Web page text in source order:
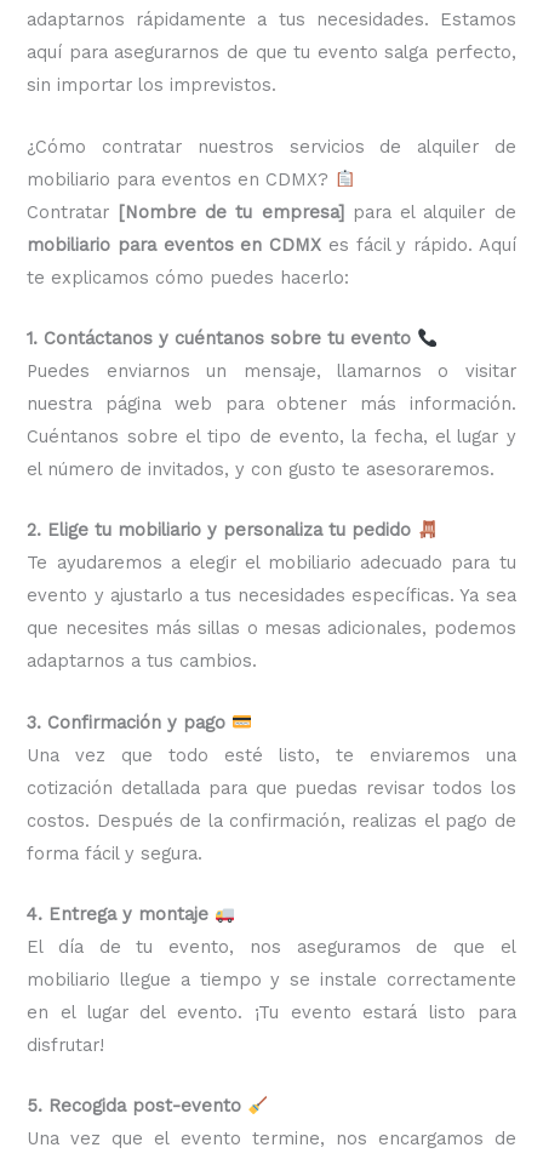
adaptarnos rápidamente a tus necesidades. Estamos
aquí para asegurarnos de que tu evento salga perfecto,
sin importar los imprevistos.
¿Cómo contratar nuestros servicios de alquiler de
mobiliario para eventos en CDMX?
Contratar [Nombre de tu empresa]para el alquiler de
mobiliario para eventos en CDMX es fácil y rápido. Aquí
te explicamos cómo puedes hacerlo:
1. Contáctanos y cuéntanos sobre tu evento
Puedes enviarnos un mensaje, llamarnos o visitar
nuestra página web para obtener más información.
Cuéntanos sobre el tipo de evento, la fecha, el lugar y
el número de invitados, y con gusto te asesoraremos.
2. Elige tu mobiliario y personaliza tu pedido
Te ayudaremos a elegir el mobiliario adecuado para tu
evento y ajustarlo a tus necesidades específicas. Ya sea
que necesites más sillas o mesas adicionales, podemos
adaptarnos a tus cambios.
3. Confirmación y pago
Una vez que todo esté listo, te enviaremos una
cotización detallada para que puedas revisar todos los
costos. Después de la confirmación, realizas el pago de
forma fácil y segura.
4. Entrega y montaje
El día de tu evento, nos aseguramos de que el
mobiliario llegue a tiempo y se instale correctamente
en el lugar del evento. ¡Tu evento estará listo para
disfrutar!
5. Recogida post-evento
Una vez que el evento termine, nos encargamos de